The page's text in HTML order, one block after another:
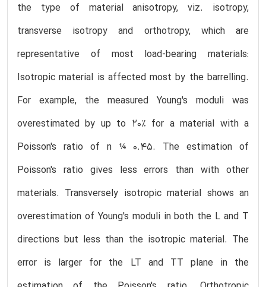
the type of material anisotropy, viz. isotropy,
transverse isotropy and orthotropy, which are
representative of most load-bearing materials:
Isotropic material is affected most by the barrelling.
For example, the measured Young's moduli was
overestimated by up to 20% for a material with a
Poisson's ratio of n ¼ 0.45. The estimation of
Poisson's ratio gives less errors than with other
materials. Transversely isotropic material shows an
overestimation of Young's moduli in both the L and T
directions but less than the isotropic material. The
error is larger for the LT and TT plane in the